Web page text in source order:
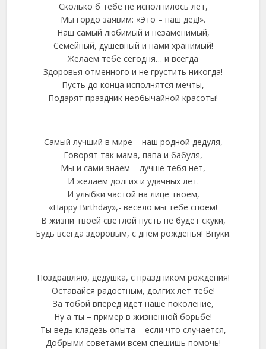
Сколько б тебе не исполнилось лет,
Мы гордо заявим: «Это – наш дед!».
Наш самый любимый и незаменимый,
Семейный, душевный и нами хранимый!
Желаем тебе сегодня… и всегда
Здоровья отменного и не грустить никогда!
Пусть до конца исполнятся мечты,
Подарят праздник необычайной красоты!
Самый лучший в мире – наш родной дедуля,
Говорят так мама, папа и бабуля,
Мы и сами знаем – лучше тебя нет,
И желаем долгих и удачных лет.
И улыбки частой на лице твоем,
«Happy Birthday»,- весело мы тебе споем!
В жизни твоей светлой пусть не будет скуки,
Будь всегда здоровым, с днем рожденья! Внуки.
Поздравляю, дедушка, с праздником рождения!
Оставайся радостным, долгих лет тебе!
За тобой вперед идет наше поколение,
Ну а ты – пример в жизненной борьбе!
Ты ведь кладезь опыта – если что случается,
Добрыми советами всем спешишь помочь!